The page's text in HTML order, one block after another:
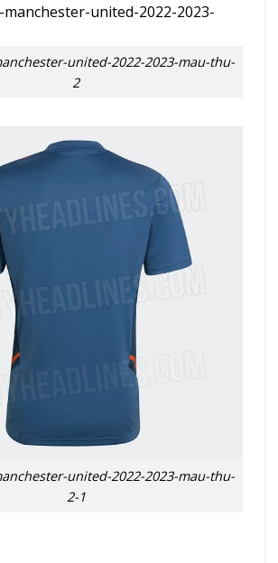
united-2022-2023-mau-thu-
2
united-2022-2023-mau-thu-
2-1